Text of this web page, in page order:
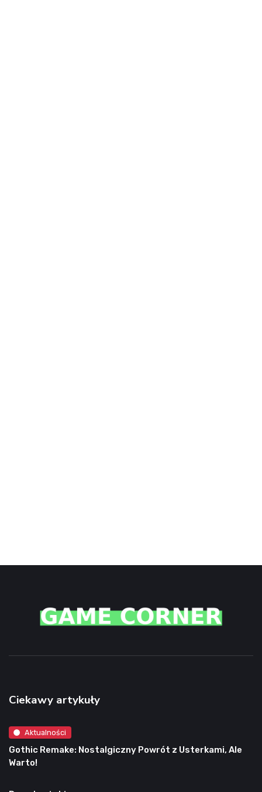
Ciekawy artykuły
Aktualności
Gothic Remake: Nostalgiczny Powrót z Usterkami, Ale
Warto!